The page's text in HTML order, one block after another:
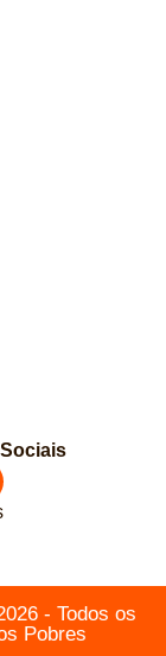
- Todos os
Pobres